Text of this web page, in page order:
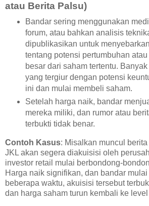
atau Berita Palsu)
Bandar sering menggunakan
forum, atau bahkan analisis
dipublikasikan untuk
tentang potensi pertumbuhan
besar dari saham tertentu. Banyak
yang tergiur dengan potensi
ini dan mulai membeli saham.
Setelah harga naik, bandar
mereka miliki, dan rumor atau
terbukti tidak benar.
Contoh Kasus: Misalkan muncul
JKL akan segera diakuisisi oleh
investor retail mulai berbondong-
Harga naik signifikan, dan bandar
beberapa waktu, akuisisi tersebut
dan harga saham turun kembali ke